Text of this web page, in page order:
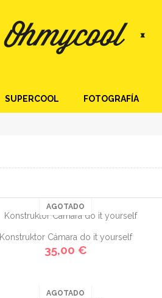
SUPERCOOL FOTOGRAFÍA
AGOTADO
Konstruktor Cámara do it yourself
35,00 €
AGOTADO